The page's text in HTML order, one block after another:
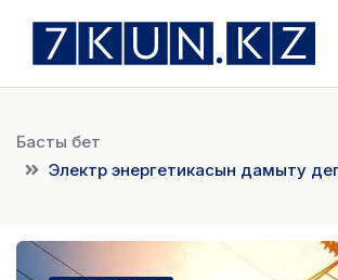
Басты бет
Электр энергетикасын дамыту